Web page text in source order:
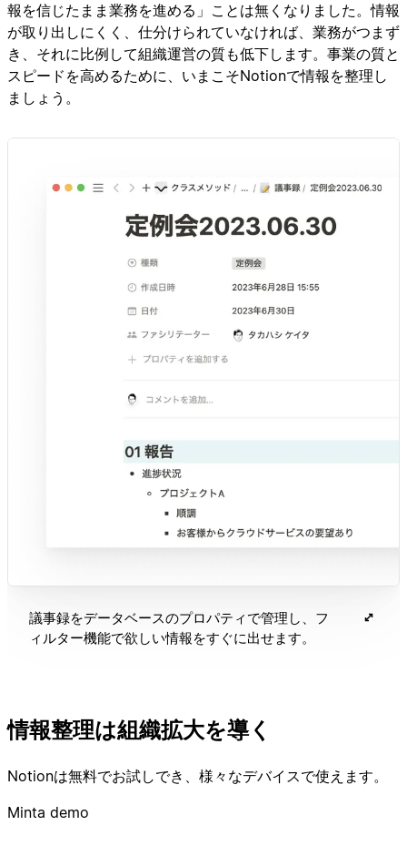
報を信じたまま業務を進める」ことは無くなりました。情報
が取り出しにくく、仕分けられていなければ、業務がつまず
き、それに比例して組織運営の質も低下します。事業の質と
スピードを高めるために、いまこそNotionで情報を整理し
ましょう。
議事録をデータベースのプロパティで管理し、フ
ィルター機能で欲しい情報をすぐに出せます。
情報整理は組織拡大を導く
Notionは無料でお試しでき、様々なデバイスで使えます。
Minta demo